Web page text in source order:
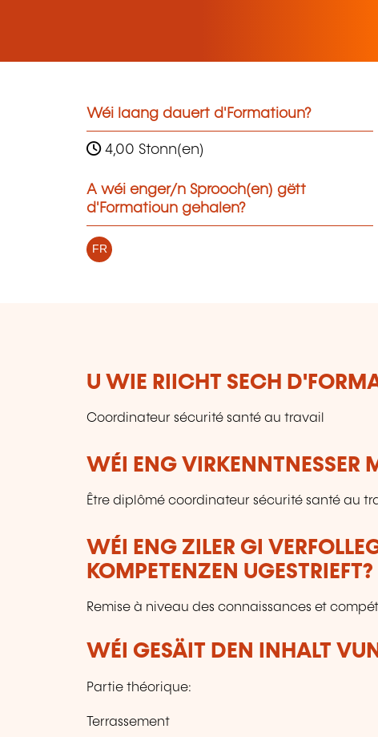
Wéi laang dauert d'Formatioun?
4,00 Stonn(en)
A wéi enger/n Sprooch(en) gëtt
d'Formatioun gehalen?
FR
U WIE RIICHT SECH
Coordinateur sécurité santé au travail
WÉI ENG VIRKENNTNESSER
Être diplômé coordinateur sécurité santé au
WÉI ENG ZILER GI
KOMPETENZEN UGESTRIEFT?
Remise à niveau des connaissances et
WÉI GESÄIT DEN INHALT
Partie théorique:
Terrassement